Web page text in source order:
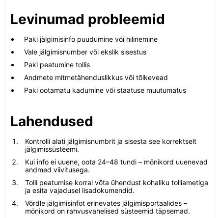
Levinumad probleemid
Paki jälgimisinfo puudumine või hilinemine
Vale jälgimisnumber või ekslik sisestus
Paki peatumine tollis
Andmete mitmetähenduslikkus või tõlkevead
Paki ootamatu kadumine või staatuse muutumatus
Lahendused
Kontrolli alati jälgimisnumbrit ja sisesta see korrektselt
jälgimissüsteemi.
Kui info ei uuene, oota 24–48 tundi – mõnikord uuenevad
andmed viivitusega.
Tolli peatumise korral võta ühendust kohaliku tolliametiga
ja esita vajadusel lisadokumendid.
Võrdle jälgimisinfot erinevates jälgimisportaalides –
mõnikord on rahvusvahelised süsteemid täpsemad.